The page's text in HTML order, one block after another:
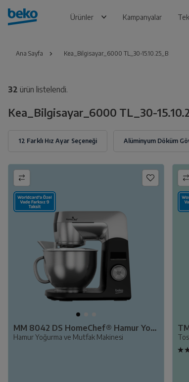
Ürünler Kampanyalar
Ana Sayfa Kea_Bilgisayar_6000 TL_30-15.10.25_B
32 ürün listelendi.
Kea_Bilgisayar_6000 TL_30-
MM 8042 DS HomeChef® Hamur Yoğurma
Hamur Yoğurma ve Mutfak Makinesi